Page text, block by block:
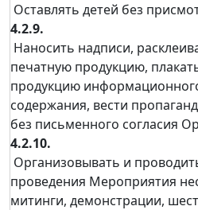
Оставлять детей без
4.2.9.
Наносить надписи,
печатную продукцию,
продукцию
содержания, вести
без письменного согласия
4.2.10.
Организовывать и
проведения Мероприятия
митинги, демонстрации,